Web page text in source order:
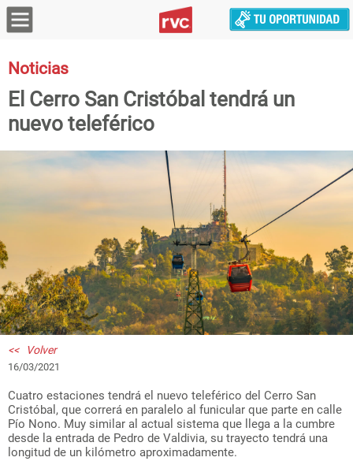
Noticias
El Cerro San Cristóbal tendrá un
nuevo teleférico
<< Volver
16/03/2021
Cuatro estaciones tendrá el nuevo teleférico del Cerro San
Cristóbal, que correrá en paralelo al funicular que parte en calle
Pío Nono. Muy similar al actual sistema que llega a la cumbre
desde la entrada de Pedro de Valdivia, su trayecto tendrá una
longitud de un kilómetro aproximadamente.